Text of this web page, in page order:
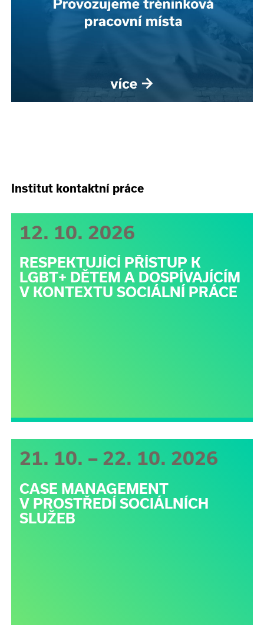
Institut kontaktní práce
12. 10. 2026
RESPEKTUJÍCÍ PŘÍSTUP K
LGBT+ DĚTEM A DOSPÍVAJÍCÍM
V KONTEXTU SOCIÁLNÍ PRÁCE
21. 10. – 22. 10. 2026
CASE MANAGEMENT
V PROSTŘEDÍ SOCIÁLNÍCH
SLUŽEB